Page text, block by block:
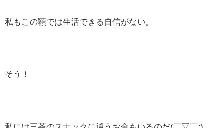
私もこの額では生活できる自信がない。
そう！